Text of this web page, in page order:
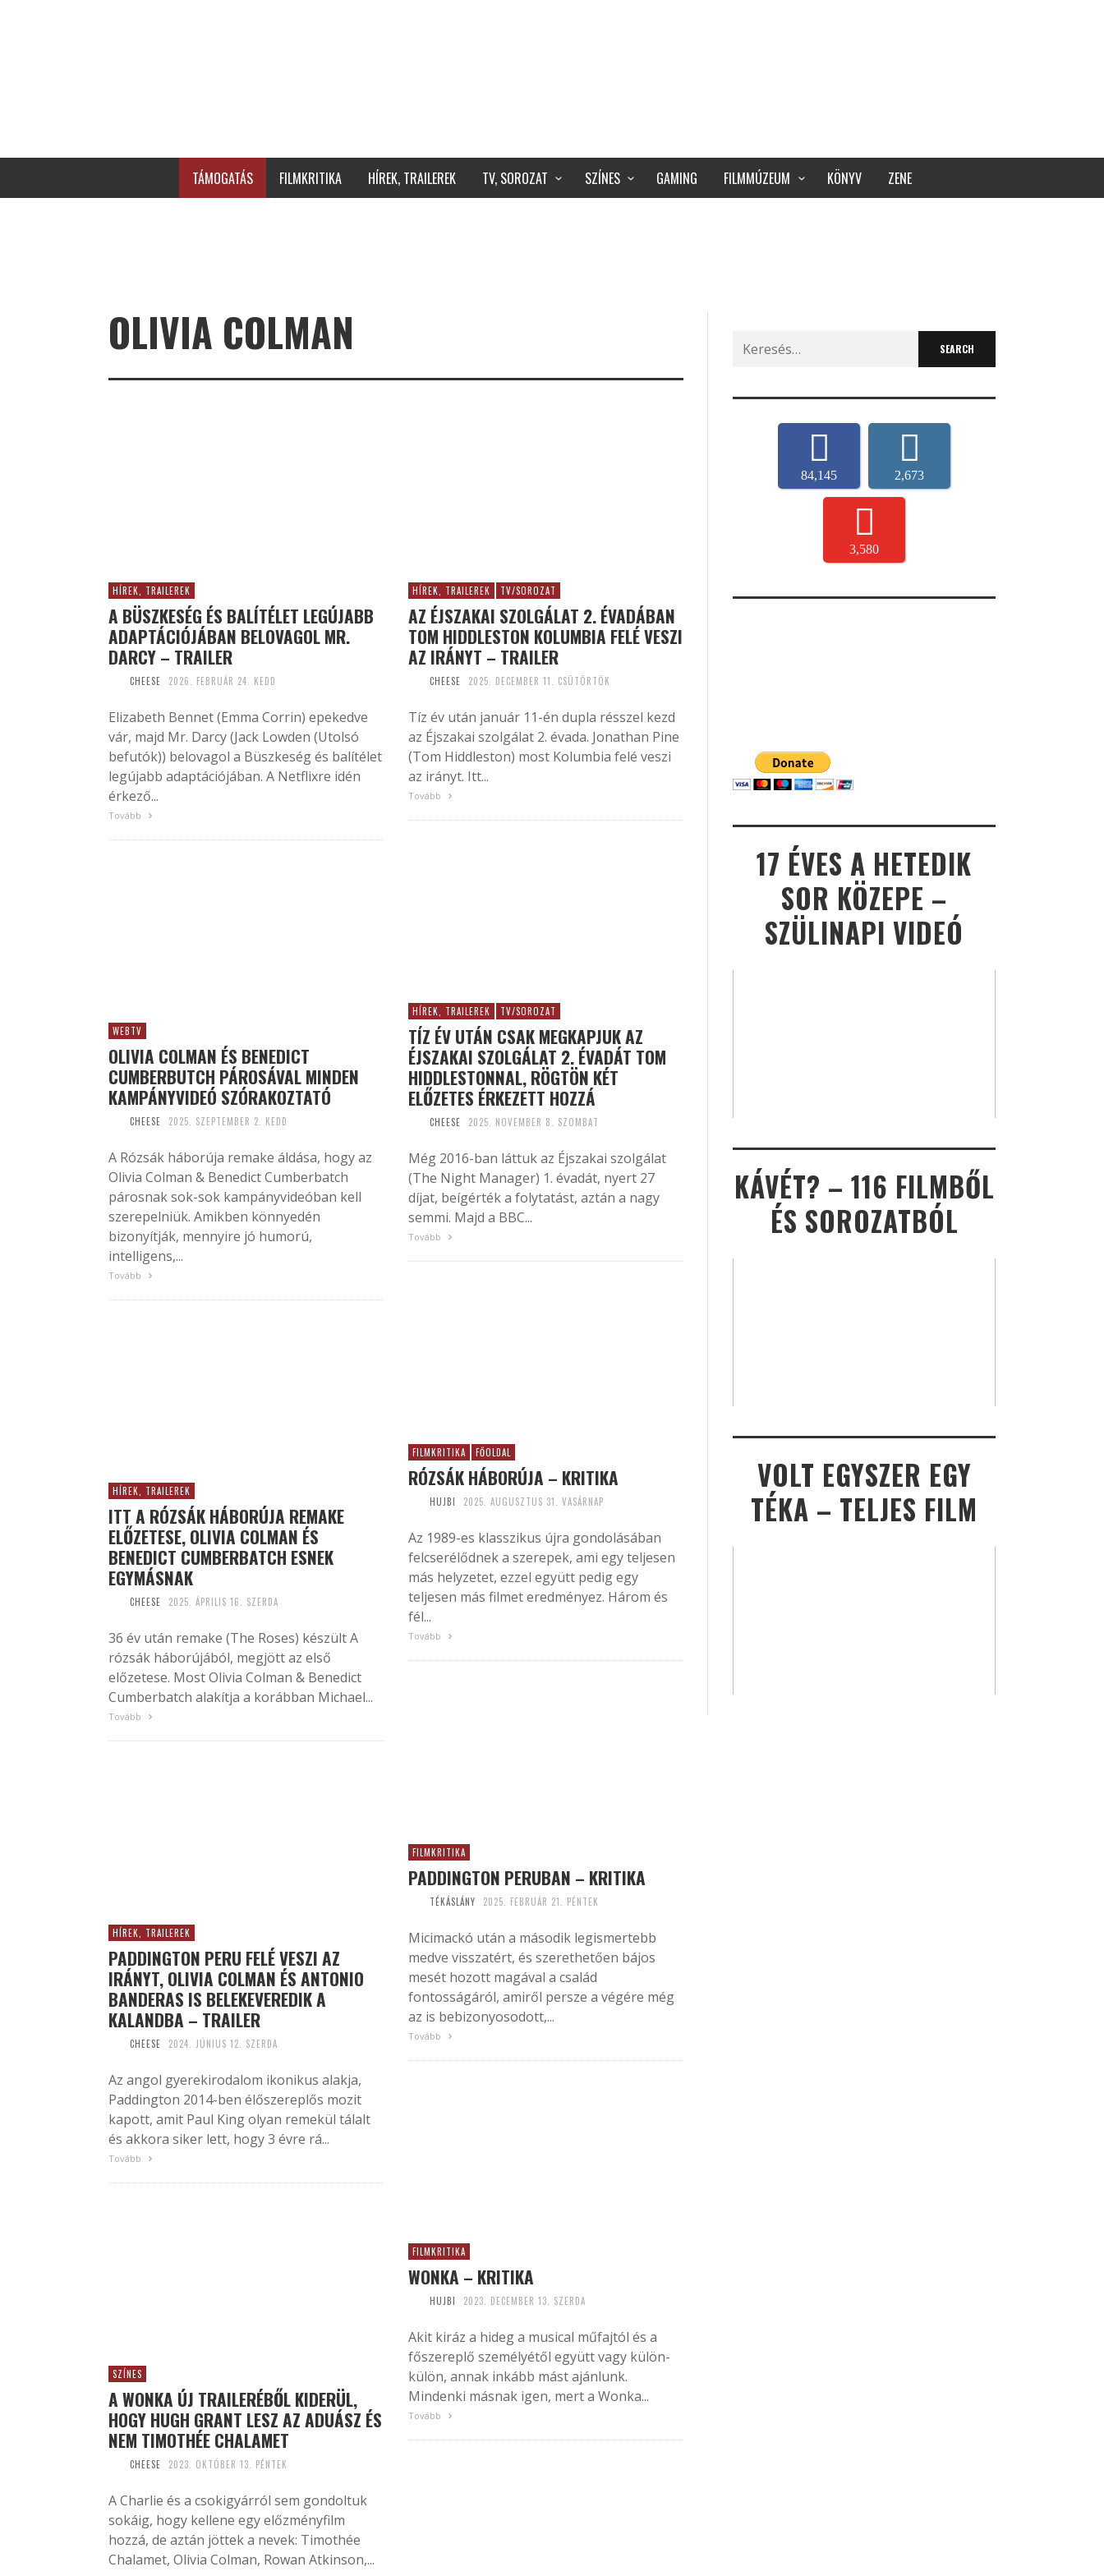
TÁMOGATÁS FILMKRITIKA HÍREK, TRAILEREK TV, SOROZAT SZÍNES GAMING FILMMÚZEUM KÖNYV ZENE
OLIVIA COLMAN
HÍREK, TRAILEREK
A BÜSZKESÉG ÉS BALÍTÉLET LEGÚJABB
ADAPTÁCIÓJÁBAN BELOVAGOL MR.
DARCY – TRAILER
CHEESE 2026. FEBRUÁR 24. KEDD
Elizabeth Bennet (Emma Corrin) epekedve
vár, majd Mr. Darcy (Jack Lowden (Utolsó
befutók)) belovagol a Büszkeség és balítélet
legújabb adaptációjában. A Netflixre idén
érkező...
Tovább
HÍREK, TRAILEREK TV/SOROZAT
AZ ÉJSZAKAI SZOLGÁLAT 2. ÉVADÁBAN
TOM HIDDLESTON KOLUMBIA FELÉ VESZI
AZ IRÁNYT – TRAILER
CHEESE 2025. DECEMBER 11. CSÜTÖRTÖK
Tíz év után január 11-én dupla résszel kezd
az Éjszakai szolgálat 2. évada. Jonathan Pine
(Tom Hiddleston) most Kolumbia felé veszi
az irányt. Itt...
Tovább
HÍREK, TRAILEREK TV/SOROZAT
TÍZ ÉV UTÁN CSAK MEGKAPJUK AZ
ÉJSZAKAI SZOLGÁLAT 2. ÉVADÁT TOM
HIDDLESTONNAL, RÖGTÖN KÉT
ELŐZETES ÉRKEZETT HOZZÁ
CHEESE 2025. NOVEMBER 8. SZOMBAT
Még 2016-ban láttuk az Éjszakai szolgálat
(The Night Manager) 1. évadát, nyert 27
díjat, beígérték a folytatást, aztán a nagy
semmi. Majd a BBC...
Tovább
WEBTV
OLIVIA COLMAN ÉS BENEDICT
CUMBERBUTCH PÁROSÁVAL MINDEN
KAMPÁNYVIDEÓ SZÓRAKOZTATÓ
CHEESE 2025. SZEPTEMBER 2. KEDD
A Rózsák háborúja remake áldása, hogy az
Olivia Colman & Benedict Cumberbatch
párosnak sok-sok kampányvideóban kell
szerepelniük. Amikben könnyedén
bizonyítják, mennyire jó humorú,
intelligens,...
Tovább
FILMKRITIKA FŐOLDAL
RÓZSÁK HÁBORÚJA – KRITIKA
HUJBI 2025. AUGUSZTUS 31. VASÁRNAP
Az 1989-es klasszikus újra gondolásában
felcserélődnek a szerepek, ami egy teljesen
más helyzetet, ezzel együtt pedig egy
teljesen más filmet eredményez. Három és
fél...
Tovább
HÍREK, TRAILEREK
ITT A RÓZSÁK HÁBORÚJA REMAKE
ELŐZETESE, OLIVIA COLMAN ÉS
BENEDICT CUMBERBATCH ESNEK
EGYMÁSNAK
CHEESE 2025. ÁPRILIS 16. SZERDA
36 év után remake (The Roses) készült A
rózsák háborújából, megjött az első
előzetese. Most Olivia Colman & Benedict
Cumberbatch alakítja a korábban Michael...
Tovább
FILMKRITIKA
PADDINGTON PERUBAN – KRITIKA
TÉKÁSLÁNY 2025. FEBRUÁR 21. PÉNTEK
Micimackó után a második legismertebb
medve visszatért, és szerethetően bájos
mesét hozott magával a család
fontosságáról, amiről persze a végére még
az is bebizonyosodott,...
Tovább
HÍREK, TRAILEREK
PADDINGTON PERU FELÉ VESZI AZ
IRÁNYT, OLIVIA COLMAN ÉS ANTONIO
BANDERAS IS BELEKEVEREDIK A
KALANDBA – TRAILER
CHEESE 2024. JÚNIUS 12. SZERDA
Az angol gyerekirodalom ikonikus alakja,
Paddington 2014-ben élőszereplős mozit
kapott, amit Paul King olyan remekül tálalt
és akkora siker lett, hogy 3 évre rá...
Tovább
FILMKRITIKA
WONKA – KRITIKA
HUJBI 2023. DECEMBER 13. SZERDA
Akit kiráz a hideg a musical műfajtól és a
főszereplő személyétől együtt vagy külön-
külön, annak inkább mást ajánlunk.
Mindenki másnak igen, mert a Wonka...
Tovább
SZÍNES
A WONKA ÚJ TRAILERÉBŐL KIDERÜL,
HOGY HUGH GRANT LESZ AZ ADUÁSZ ÉS
NEM TIMOTHÉE CHALAMET
CHEESE 2023. OKTÓBER 13. PÉNTEK
A Charlie és a csokigyárról sem gondoltuk
sokáig, hogy kellene egy előzményfilm
hozzá, de aztán jöttek a nevek: Timothée
Chalamet, Olivia Colman, Rowan Atkinson,...
Search
for:
84,145 2,673
3,580
17 ÉVES A HETEDIK
SOR KÖZEPE –
SZÜLINAPI VIDEÓ
KÁVÉT? – 116 FILMBŐL
ÉS SOROZATBÓL
VOLT EGYSZER EGY
TÉKA – TELJES FILM